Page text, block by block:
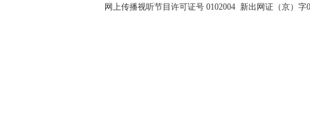
网上传播视听节目许可证号 0102004 新出网证（京）